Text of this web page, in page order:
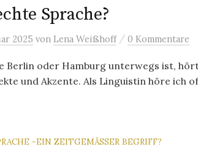
Sprache?
2025 von Lena Weißhoff / 0 Kommentare
Berlin oder Hamburg unterwegs ist,
und Akzente. Als Linguistin höre ich
-EIN ZEITGEMÄSSER BEGRIFF?